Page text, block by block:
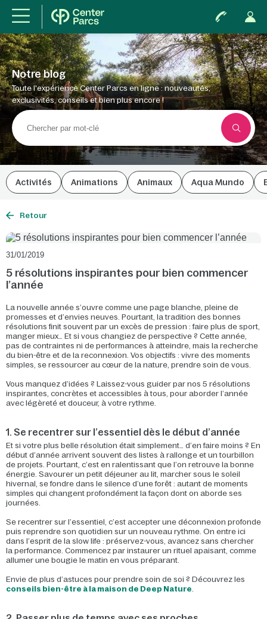
Notre blog
Toute l'expérience Center Parcs en ligne : nouveautés,
exclusivités, conseils et bien plus encore !
Activités Animations Animaux Aqua Mundo
Retour
31/01/2019
5 résolutions inspirantes pour bien commencer
l’année
La nouvelle année s’ouvre comme une page blanche, pleine de
promesses et d’envies neuves. Pourtant, la tradition des bonnes
résolutions finit souvent par un excès de pression : faire plus de sport,
manger mieux… Et si vous changiez de perspective ? Cette année,
pas de contraintes ni de performances à atteindre, mais la recherche
du bien-être et de la reconnexion. Vos objectifs : vivre des moments
simples, se ressourcer au cœur de la nature, prendre soin de vous.
Vous manquez d’idées ? Laissez-vous guider par nos 5 résolutions
inspirantes, concrètes et accessibles à tous, pour aborder l’année
avec légèreté et douceur, à votre rythme.
1. Se recentrer sur l’essentiel dès le début d’année
Et si votre plus belle résolution était simplement… d’en faire moins ? En
début d’année arrivent souvent des listes à rallonge et un tourbillon
de projets. Pourtant, c’est en ralentissant que l’on retrouve la bonne
énergie. Savourer un petit déjeuner au lit, marcher sous le soleil
hivernal, se fondre dans le silence d’une forêt : autant de moments
simples qui changent profondément la façon dont on aborde ses
journées.
Se recentrer sur l’essentiel, c’est accepter une déconnexion profonde
puis reprendre son quotidien sur un nouveau rythme. On entre ici
dans l’esprit de la slow life : préservez-vous, avancez sans chercher
la performance. Commencez par instaurer un rituel apaisant, comme
allumer une bougie le matin en vous préparant.
Envie de plus d’astuces pour prendre soin de soi ? Découvrez les
conseils bien-être à la maison de Deep Nature.